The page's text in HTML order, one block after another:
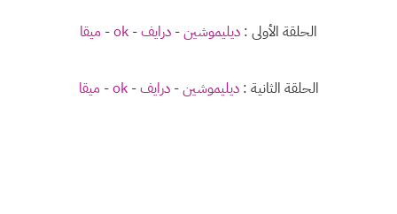
الحلقة الأولى : ديليموشين- درايف-
ok
- ميقا
الحلقة الثانية :ديليموشين-درايف-
ok
- ميقا